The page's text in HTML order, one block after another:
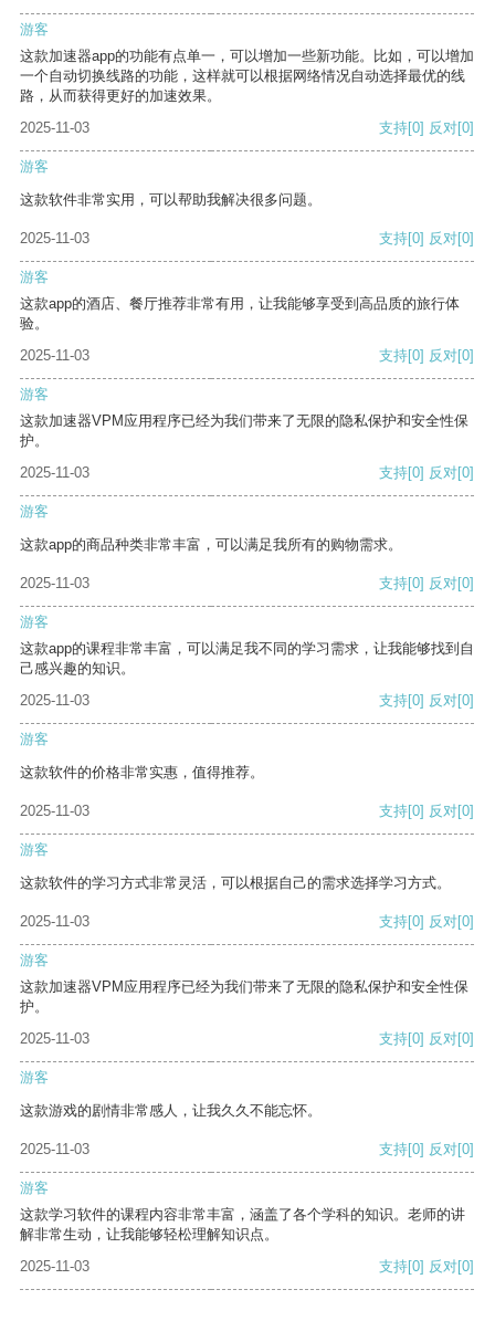
游客
这款加速器app的功能有点单一，可以增加一些新功能。比如，可以增加
一个自动切换线路的功能，这样就可以根据网络情况自动选择最优的线
路，从而获得更好的加速效果。
2025-11-03
支持[0] 反对[0]
游客
这款软件非常实用，可以帮助我解决很多问题。
2025-11-03 支持[0] 反对[0]
游客
这款app的酒店、餐厅推荐非常有用，让我能够享受到高品质的旅行体
验。
2025-11-03
支持[0] 反对[0]
游客
这款加速器VPM应用程序已经为我们带来了无限的隐私保护和安全性保
护。
2025-11-03
支持[0] 反对[0]
游客
这款app的商品种类非常丰富，可以满足我所有的购物需求。
2025-11-03 支持[0] 反对[0]
游客
这款app的课程非常丰富，可以满足我不同的学习需求，让我能够找到自
己感兴趣的知识。
2025-11-03
支持[0] 反对[0]
游客
这款软件的价格非常实惠，值得推荐。
2025-11-03 支持[0] 反对[0]
游客
这款软件的学习方式非常灵活，可以根据自己的需求选择学习方式。
2025-11-03 支持[0] 反对[0]
游客
这款加速器VPM应用程序已经为我们带来了无限的隐私保护和安全性保
护。
2025-11-03
支持[0] 反对[0]
游客
这款游戏的剧情非常感人，让我久久不能忘怀。
2025-11-03 支持[0] 反对[0]
游客
这款学习软件的课程内容非常丰富，涵盖了各个学科的知识。老师的讲
解非常生动，让我能够轻松理解知识点。
2025-11-03
支持[0] 反对[0]